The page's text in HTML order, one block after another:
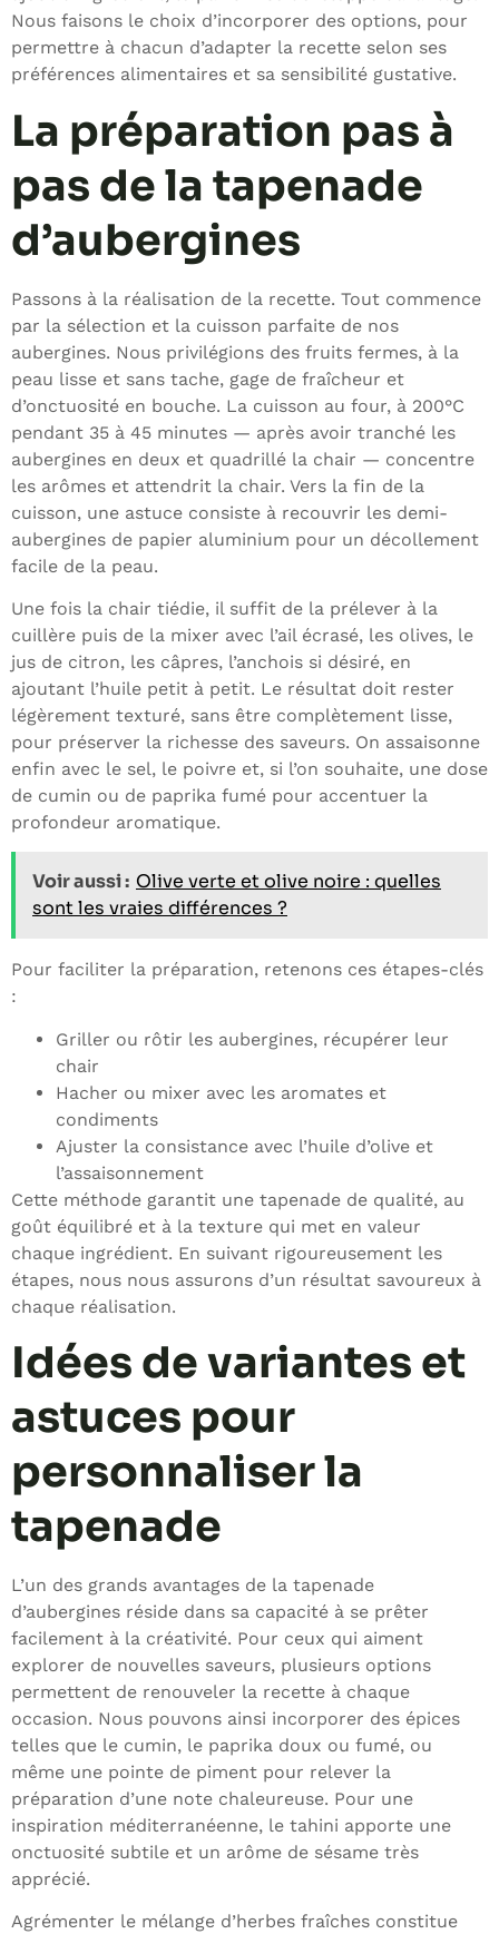
Nous faisons le choix d’incorporer des options, pour
permettre à chacun d’adapter la recette selon ses
préférences alimentaires et sa sensibilité gustative.
La préparation pas à
pas de la tapenade
d’aubergines
Passons à la réalisation de la recette. Tout commence
par la sélection et la cuisson parfaite de nos
aubergines. Nous privilégions des fruits fermes, à la
peau lisse et sans tache, gage de fraîcheur et
d’onctuosité en bouche. La cuisson au four, à 200°C
pendant 35 à 45 minutes — après avoir tranché les
aubergines en deux et quadrillé la chair — concentre
les arômes et attendrit la chair. Vers la fin de la
cuisson, une astuce consiste à recouvrir les demi-
aubergines de papier aluminium pour un décollement
facile de la peau.
Une fois la chair tiédie, il suffit de la prélever à la
cuillère puis de la mixer avec l’ail écrasé, les olives, le
jus de citron, les câpres, l’anchois si désiré, en
ajoutant l’huile petit à petit. Le résultat doit rester
légèrement texturé, sans être complètement lisse,
pour préserver la richesse des saveurs. On assaisonne
enfin avec le sel, le poivre et, si l’on souhaite, une dose
de cumin ou de paprika fumé pour accentuer la
profondeur aromatique.
Voir aussi : Olive verte et olive noire : quelles
sont les vraies différences ?
Pour faciliter la préparation, retenons ces étapes-clés
:
Griller ou rôtir les aubergines, récupérer leur
chair
Hacher ou mixer avec les aromates et
condiments
Ajuster la consistance avec l’huile d’olive et
l’assaisonnement
Cette méthode garantit une tapenade de qualité, au
goût équilibré et à la texture qui met en valeur
chaque ingrédient. En suivant rigoureusement les
étapes, nous nous assurons d’un résultat savoureux à
chaque réalisation.
Idées de variantes et
astuces pour
personnaliser la
tapenade
L’un des grands avantages de la tapenade
d’aubergines réside dans sa capacité à se prêter
facilement à la créativité. Pour ceux qui aiment
explorer de nouvelles saveurs, plusieurs options
permettent de renouveler la recette à chaque
occasion. Nous pouvons ainsi incorporer des épices
telles que le cumin, le paprika doux ou fumé, ou
même une pointe de piment pour relever la
préparation d’une note chaleureuse. Pour une
inspiration méditerranéenne, le tahini apporte une
onctuosité subtile et un arôme de sésame très
apprécié.
Agrémenter le mélange d’herbes fraîches constitue